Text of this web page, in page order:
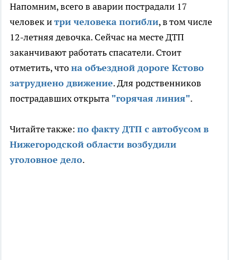
Напомним, всего в аварии пострадали 17
человек итри человека погибли, в том числе
12-летняя девочка. Сейчас на месте ДТП
заканчивают работать спасатели. Стоит
отметить, чтона объездной дороге Кстово
затруднено движение. Для родственников
пострадавших открыта "горячая линия".
Читайте также: по факту ДТП с автобусом в
Нижегородской области возбудили
уголовное дело.